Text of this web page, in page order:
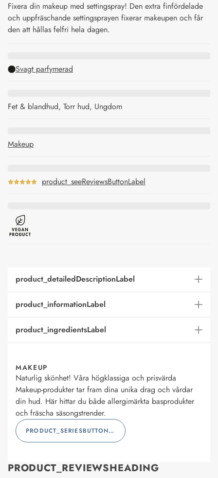
Fixera din makeup med settingspray! Den extra finfördelade
och uppfräschande settingsprayen fixerar makeupen och får
den att hållas felfri hela dagen.
Svagt parfymerad
Fet & blandhud, Torr hud, Ungdom
Makeup
product_seeReviewsButtonLabel
product_detailedDescriptionLabel
product_informationLabel
product_ingredientsLabel
MAKEUP
Naturlig skönhet! Våra högklassiga och prisvärda
Makeup-produkter tar fram dina unika drag och vårdar
din hud. Här hittar du både allergimärkta basprodukter
och fräscha säsongstrender.
PRODUCT_SERIESBUTTONLABEL
PRODUCT_REVIEWSHEADING